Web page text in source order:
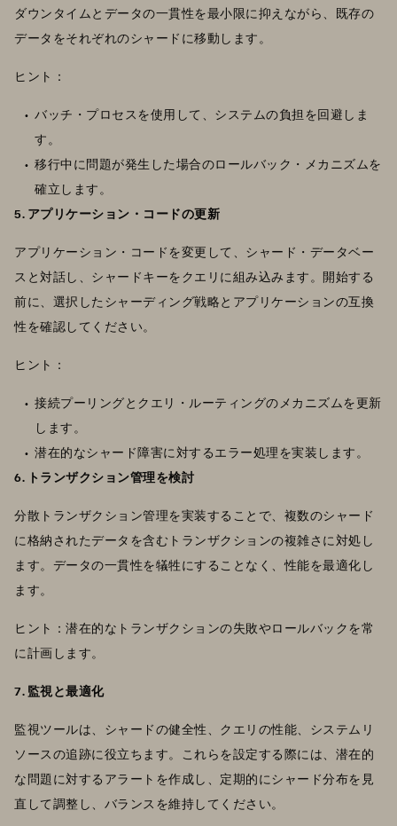
ダウンタイムとデータの一貫性を最小限に抑えながら、既存の
データをそれぞれのシャードに移動します。
ヒント：
バッチ・プロセスを使用して、システムの負担を回避しま
す。
移行中に問題が発生した場合のロールバック・メカニズムを
確立します。
5. アプリケーション・コードの更新
アプリケーション・コードを変更して、シャード・データベー
スと対話し、シャードキーをクエリに組み込みます。開始する
前に、選択したシャーディング戦略とアプリケーションの互換
性を確認してください。
ヒント：
接続プーリングとクエリ・ルーティングのメカニズムを更新
します。
潜在的なシャード障害に対するエラー処理を実装します。
6. トランザクション管理を検討
分散トランザクション管理を実装することで、複数のシャード
に格納されたデータを含むトランザクションの複雑さに対処し
ます。データの一貫性を犠牲にすることなく、性能を最適化し
ます。
ヒント：潜在的なトランザクションの失敗やロールバックを常
に計画します。
7. 監視と最適化
監視ツールは、シャードの健全性、クエリの性能、システムリ
ソースの追跡に役立ちます。これらを設定する際には、潜在的
な問題に対するアラートを作成し、定期的にシャード分布を見
直して調整し、バランスを維持してください。